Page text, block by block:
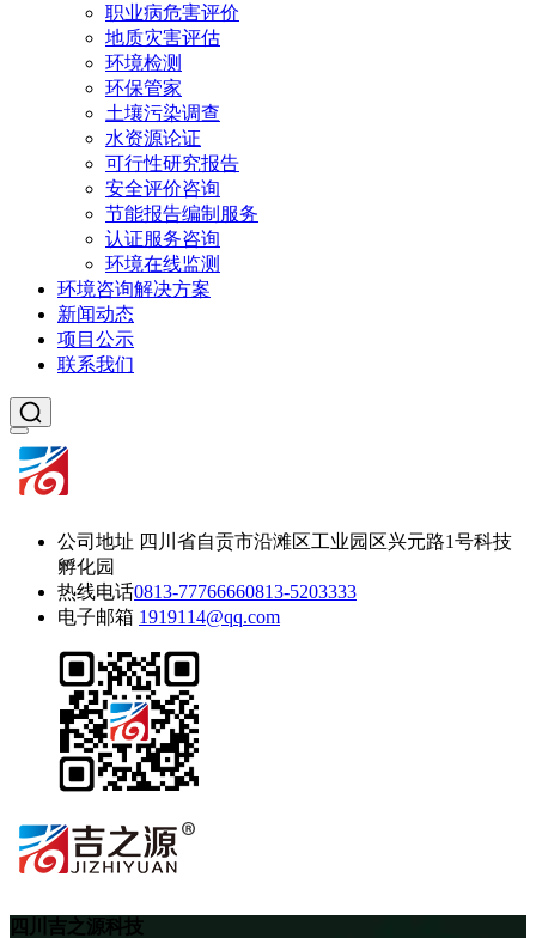
职业病危害评价
地质灾害评估
环境检测
环保管家
土壤污染调查
水资源论证
可行性研究报告
安全评价咨询
节能报告编制服务
认证服务咨询
环境在线监测
环境咨询解决方案
新闻动态
项目公示
联系我们
公司地址 四川省自贡市沿滩区工业园区兴元路1号科技
孵化园
热线电话0813-77766660813-5203333
电子邮箱 1919114@qq.com
四川吉之源科技